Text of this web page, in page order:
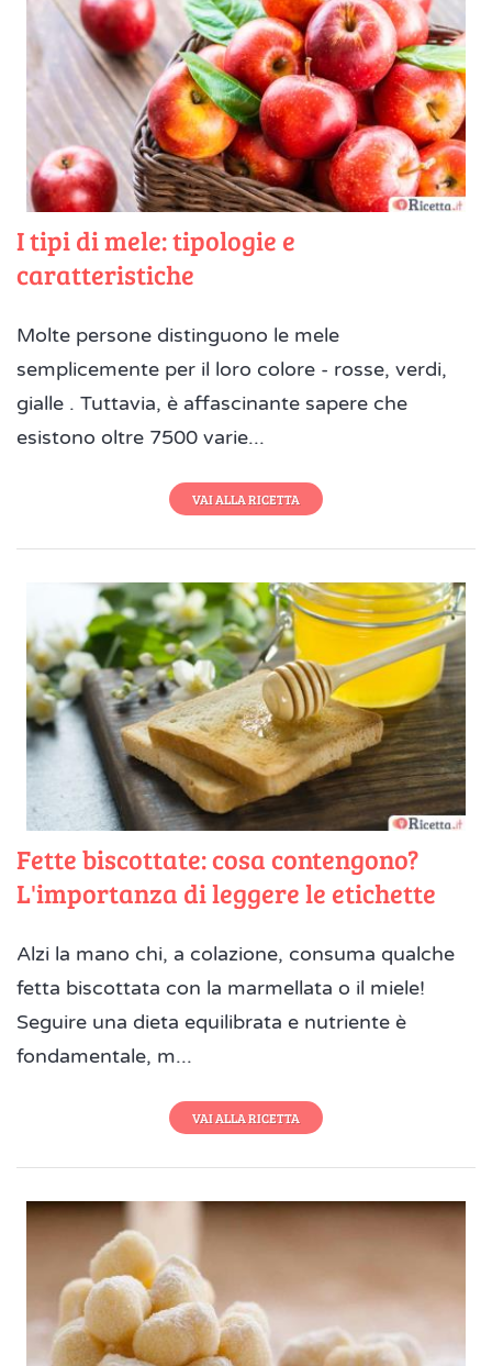
I tipi di mele: tipologie e
caratteristiche
Molte persone distinguono le mele
semplicemente per il loro colore - rosse, verdi,
gialle . Tuttavia, è affascinante sapere che
esistono oltre 7500 varie...
VAI ALLA RICETTA
Fette biscottate: cosa contengono?
L'importanza di leggere le etichette
Alzi la mano chi, a colazione, consuma qualche
fetta biscottata con la marmellata o il miele!
Seguire una dieta equilibrata e nutriente è
fondamentale, m...
VAI ALLA RICETTA